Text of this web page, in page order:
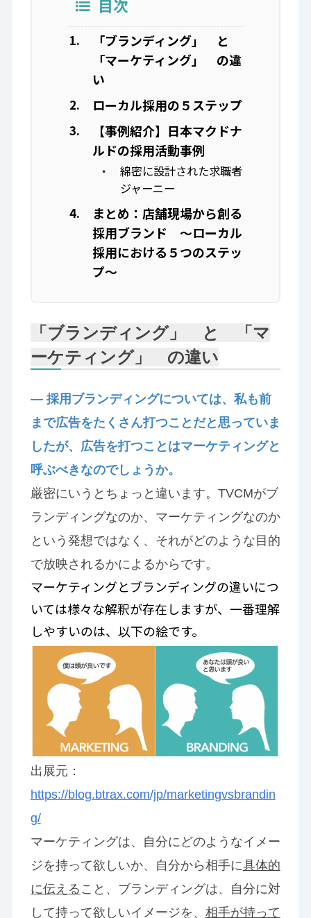
目次
「ブランディング」 と
「マーケティング」 の違
い
ローカル採用の５ステップ
【事例紹介】日本マクドナ
ルドの採用活動事例
綿密に設計された求職者
ジャーニー
まとめ：店舗現場から創る
採用ブランド ～ローカル
採用における５つのステッ
プ～
「ブランディング」 と 「マ
ーケティング」 の違い
— 採用ブランディングについては、私も前
まで広告をたくさん打つことだと思っていま
したが、広告を打つことはマーケティングと
呼ぶべきなのでしょうか。
厳密にいうとちょっと違います。TVCMがブ
ランディングなのか、マーケティングなのか
という発想ではなく、それがどのような目的
で放映されるかによるからです。
マーケティングとブランディングの違いにつ
いては様々な解釈が存在しますが、一番理解
しやすいのは、以下の絵です。
出展元：
https://blog.btrax.com/jp/marketingvsbrandin
g/
マーケティングは、自分にどのようなイメー
ジを持って欲しいか、自分から相手に具体的
に伝える こと、ブランディングは、自分に対
して持って欲しいイメージを、 相手が持って